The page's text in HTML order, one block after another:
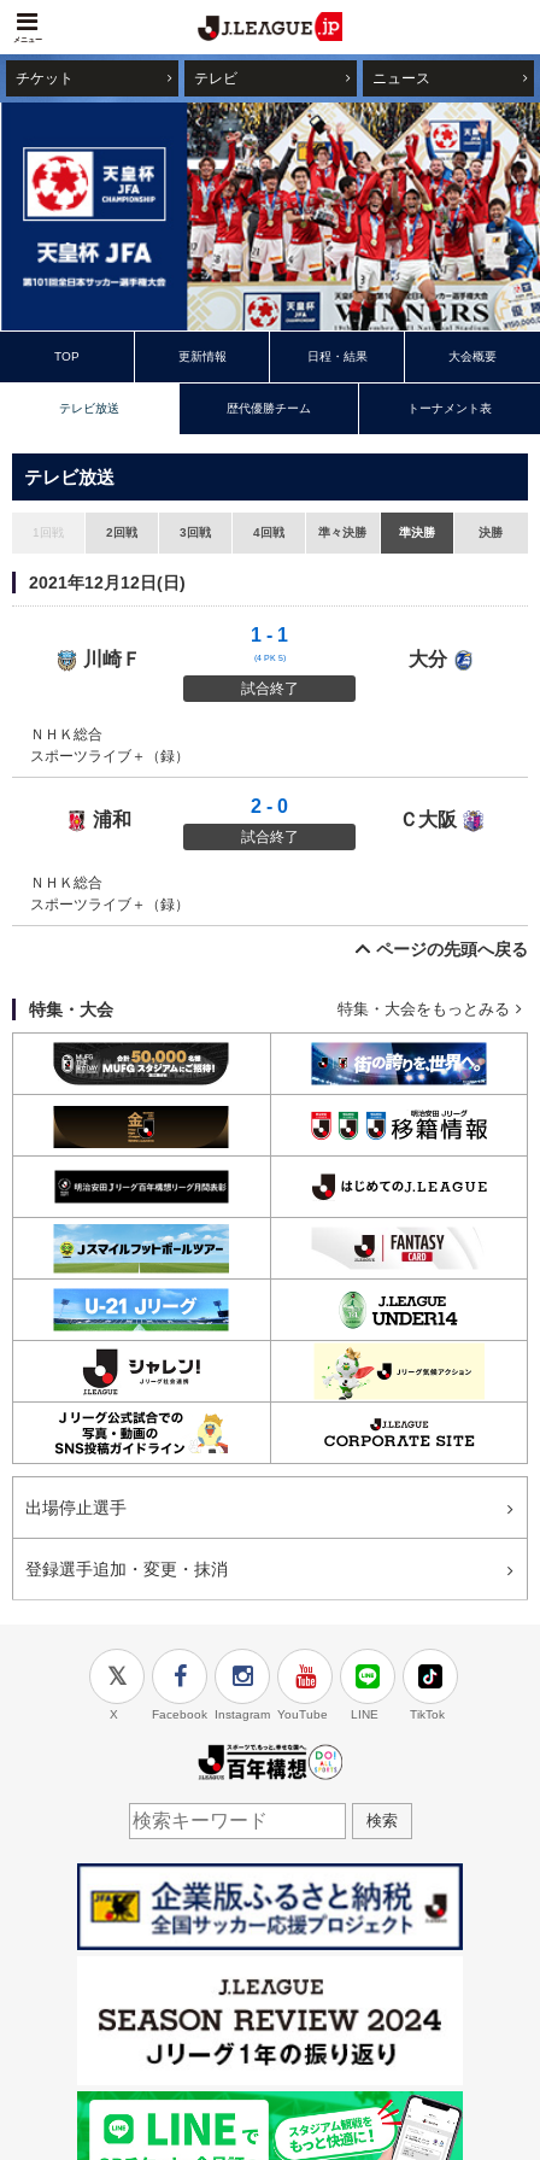
メニュー
チケット テレビ ニュース
TOP 更新情報 日程・結果 大会概要
テレビ放送 歴代優勝チーム トーナメント表
テレビ放送
1回戦 2回戦 3回戦 4回戦 準々決勝 準決勝 決勝
2021年12月12日(日)
川崎フロンターレ
川崎Ｆ
1 - 1
(4 PK 5)
試合終了
大分
ＮＨＫ総合
スポーツライブ＋（録）
浦和レッズ
浦和
2 - 0
試合終了
Ｃ大阪
ＮＨＫ総合
スポーツライブ＋（録）
ページの先頭へ戻る
特集・大会 特集・大会をもっとみる
出場停止選手
登録選手追加・変更・抹消
X Facebook Instagram YouTube LINE TikTok
検索